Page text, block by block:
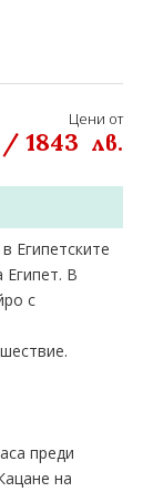
Цени от
/1843 лв.
Египетските
Египет. В
с
преди
на